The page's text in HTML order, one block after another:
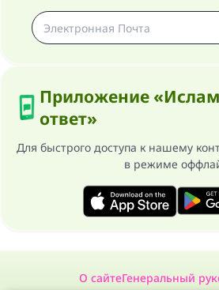
Приложение
ответ»
Для быстрого доступа к нашему
в режиме
О сайтеГенеральный